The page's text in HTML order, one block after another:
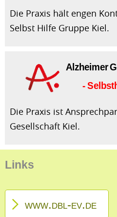
Die Praxis hält engen
Selbst Hilfe Gruppe Kiel.
Die Praxis ist
Gesellschaft Kiel.
Links
www.dbl-ev.de